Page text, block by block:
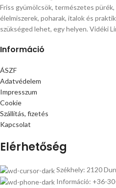
Friss gyümölcsök, természetes
élelmiszerek, poharak, italok és
szükséged lehet, egy helyen. Vidéki
Információ
ÁSZF
Adatvédelem
Impresszum
Cookie
Szállítás, fizetés
Kapcsolat
Elérhetőség
Székhely: 2120
Információ: +36-